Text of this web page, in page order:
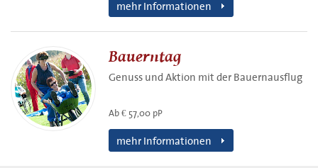
mehr Informationen
Bauerntag
Genuss und Aktion mit der Bauernausflug
Ab € 57,00 pP
mehr Informationen